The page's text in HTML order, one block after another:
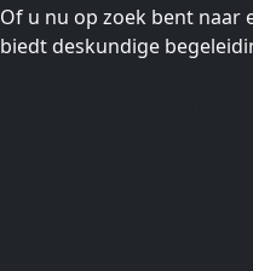
Of u nu op zoek bent naar
biedt deskundige